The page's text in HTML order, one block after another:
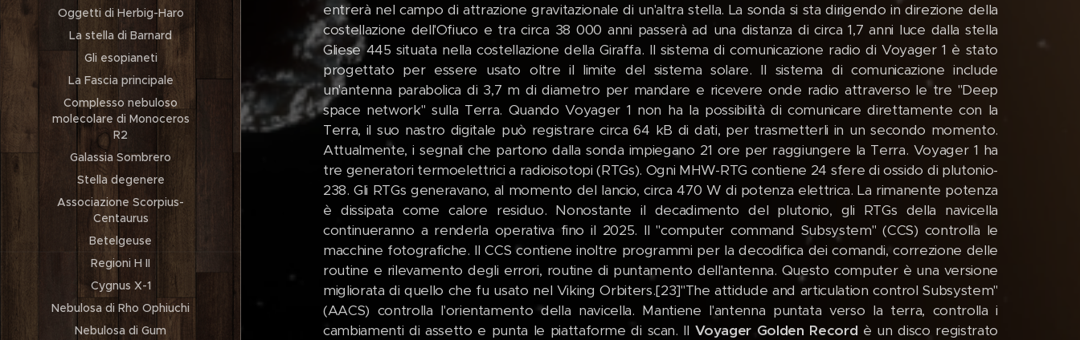
Oggetti di Herbig-Haro
La stella di Barnard
Gli esopianeti
La Fascia principale
Complesso nebuloso
molecolare di Monoceros
R2
Galassia Sombrero
Stella degenere
Associazione Scorpius-
Centaurus
Betelgeuse
Regioni H II
Cygnus X-1
Nebulosa di Rho Ophiuchi
Nebulosa di Gum
entrerà nel campo di attrazione gravitazionale di un'altra stella. La sonda si sta dirigendo in direzione della
costellazione dell'Ofiuco e tra circa 38 000 anni passerà ad una distanza di circa 1,7 anni luce dalla stella
Gliese 445 situata nella costellazione della Giraffa. Il sistema di comunicazione radio di Voyager 1 è stato
progettato per essere usato oltre il limite del sistema solare. Il sistema di comunicazione include
un'antenna parabolica di 3,7 m di diametro per mandare e ricevere onde radio attraverso le tre "Deep
space network" sulla Terra. Quando Voyager 1 non ha la possibilità di comunicare direttamente con la
Terra, il suo nastro digitale può registrare circa 64 kB di dati, per trasmetterli in un secondo momento.
Attualmente, i segnali che partono dalla sonda impiegano 21 ore per raggiungere la Terra. Voyager 1 ha
tre generatori termoelettrici a radioisotopi (RTGs). Ogni MHW-RTG contiene 24 sfere di ossido di plutonio-
238. Gli RTGs generavano, al momento del lancio, circa 470 W di potenza elettrica. La rimanente potenza
è dissipata come calore residuo. Nonostante il decadimento del plutonio, gli RTGs della navicella
continueranno a renderla operativa fino il 2025. Il "computer command Subsystem" (CCS) controlla le
macchine fotografiche. Il CCS contiene inoltre programmi per la decodifica dei comandi, correzione delle
routine e rilevamento degli errori, routine di puntamento dell'antenna. Questo computer è una versione
migliorata di quello che fu usato nel Viking Orbiters.[23]"The attidude and articulation control Subsystem"
(AACS) controlla l'orientamento della navicella. Mantiene l'antenna puntata verso la terra, controlla i
cambiamenti di assetto e punta le piattaforme di scan. Il Voyager Golden Record è un disco registrato